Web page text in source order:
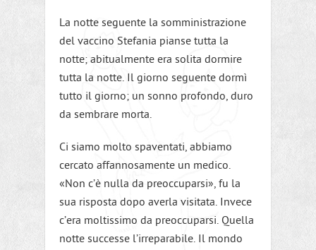
La notte seguente la somministrazione
del vaccino Stefania pianse tutta la
notte; abitualmente era solita dormire
tutta la notte. Il giorno seguente dormì
tutto il giorno; un sonno profondo, duro
da sembrare morta.
Ci siamo molto spaventati, abbiamo
cercato affannosamente un medico.
«Non c’è nulla da preoccuparsi», fu la
sua risposta dopo averla visitata. Invece
c’era moltissimo da preoccuparsi. Quella
notte successe l’irreparabile. Il mondo